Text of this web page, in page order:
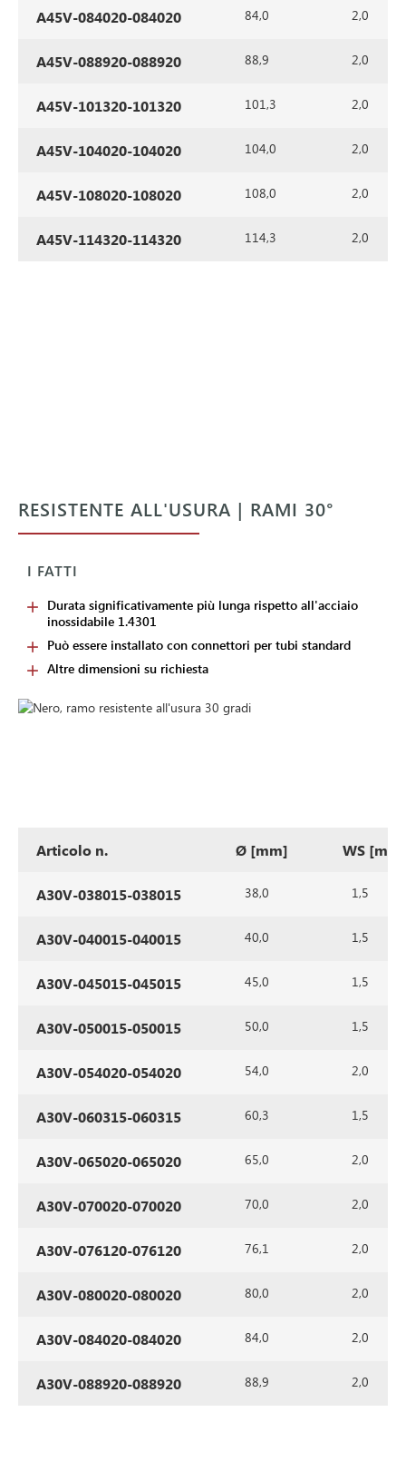
A45V-084020-084020 84,0 2,0
A45V-088920-088920 88,9 2,0
A45V-101320-101320 101,3 2,0
A45V-104020-104020 104,0 2,0
A45V-108020-108020 108,0 2,0
A45V-114320-114320 114,3 2,0
RESISTENTE ALL'USURA | RAMI 30°
I FATTI
Durata significativamente più lunga rispetto all'acciaio
inossidabile 1.4301
Può essere installato con connettori per tubi standard
Altre dimensioni su richiesta
Articolo n. Ø [mm] WS [mm]
A30V-038015-038015 38,0 1,5
A30V-040015-040015 40,0 1,5
A30V-045015-045015 45,0 1,5
A30V-050015-050015 50,0 1,5
A30V-054020-054020 54,0 2,0
A30V-060315-060315 60,3 1,5
A30V-065020-065020 65,0 2,0
A30V-070020-070020 70,0 2,0
A30V-076120-076120 76,1 2,0
A30V-080020-080020 80,0 2,0
A30V-084020-084020 84,0 2,0
A30V-088920-088920 88,9 2,0